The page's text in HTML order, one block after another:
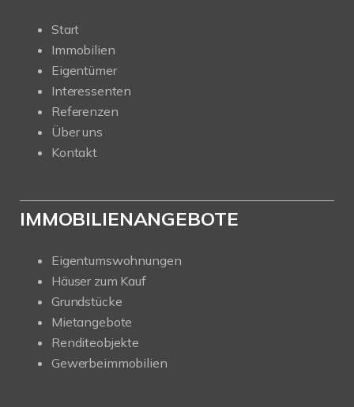
Start
Immobilien
Eigentümer
Interessenten
Referenzen
Über uns
Kontakt
IMMOBILIENANGEBOTE
Eigentumswohnungen
Häuser zum Kauf
Grundstücke
Mietangebote
Renditeobjekte
Gewerbeimmobilien